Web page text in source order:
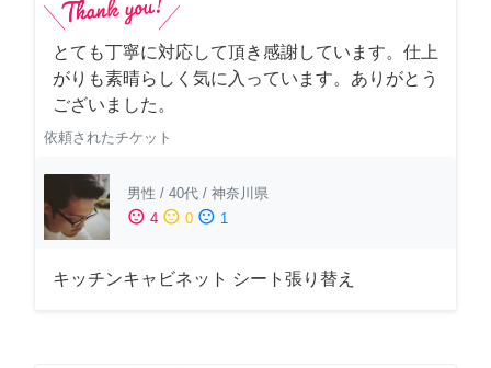
とても丁寧に対応して頂き感謝しています。仕上
がりも素晴らしく気に入っています。ありがとう
ございました。
依頼されたチケット
男性 / 40代 / 神奈川県
sentiment_satisfied 4 sentiment_neutral 0 sentiment_dissatisfied 1
キッチンキャビネット シート張り替え